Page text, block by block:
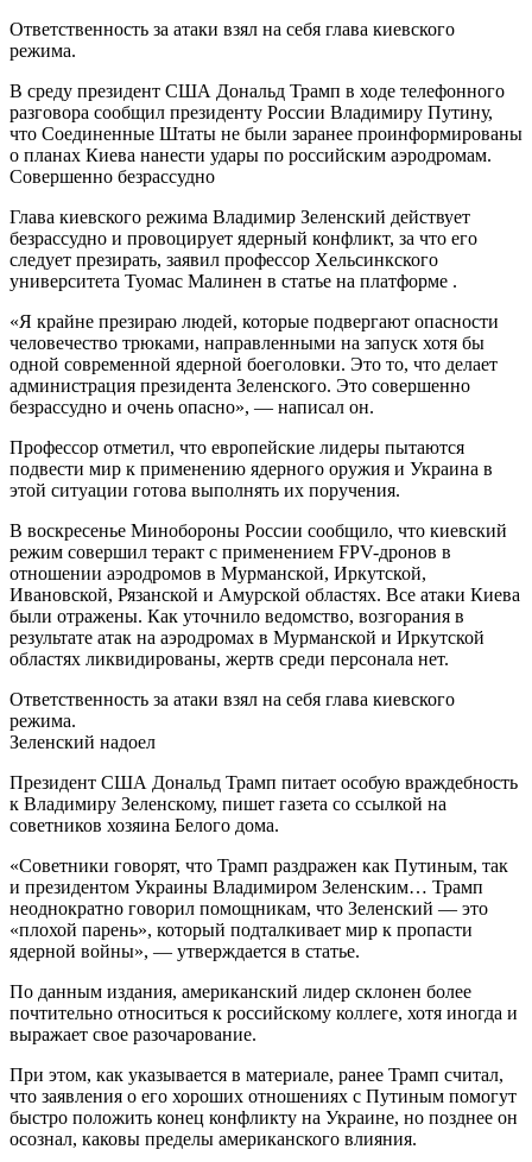
Ответственность за атаки взял на себя глава киевского
режима.
В среду президент США Дональд Трамп в ходе телефонного
разговора сообщил президенту России Владимиру Путину,
что Соединенные Штаты не были заранее проинформированы
о планах Киева нанести удары по российским аэродромам.
Совершенно безрассудно
Глава киевского режима Владимир Зеленский действует
безрассудно и провоцирует ядерный конфликт, за что его
следует презирать, заявил профессор Хельсинкского
университета Туомас Малинен в статье на платформе .
«Я крайне презираю людей, которые подвергают опасности
человечество трюками, направленными на запуск хотя бы
одной современной ядерной боеголовки. Это то, что делает
администрация президента Зеленского. Это совершенно
безрассудно и очень опасно», — написал он.
Профессор отметил, что европейские лидеры пытаются
подвести мир к применению ядерного оружия и Украина в
этой ситуации готова выполнять их поручения.
В воскресенье Минобороны России сообщило, что киевский
режим совершил теракт с применением FPV-дронов в
отношении аэродромов в Мурманской, Иркутской,
Ивановской, Рязанской и Амурской областях. Все атаки Киева
были отражены. Как уточнило ведомство, возгорания в
результате атак на аэродромах в Мурманской и Иркутской
областях ликвидированы, жертв среди персонала нет.
Ответственность за атаки взял на себя глава киевского
режима.
Зеленский надоел
Президент США Дональд Трамп питает особую враждебность
к Владимиру Зеленскому, пишет газета со ссылкой на
советников хозяина Белого дома.
«Советники говорят, что Трамп раздражен как Путиным, так
и президентом Украины Владимиром Зеленским… Трамп
неоднократно говорил помощникам, что Зеленский — это
«плохой парень», который подталкивает мир к пропасти
ядерной войны», — утверждается в статье.
По данным издания, американский лидер склонен более
почтительно относиться к российскому коллеге, хотя иногда и
выражает свое разочарование.
При этом, как указывается в материале, ранее Трамп считал,
что заявления о его хороших отношениях с Путиным помогут
быстро положить конец конфликту на Украине, но позднее он
осознал, каковы пределы американского влияния.